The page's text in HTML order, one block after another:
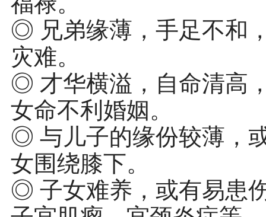
◎ 兄弟缘薄，手足不和
灾难。
◎ 才华横溢，自命清高
女命不利婚姻。
◎ 与儿子的缘份较薄，
女围绕膝下。
◎ 子女难养，或有易患